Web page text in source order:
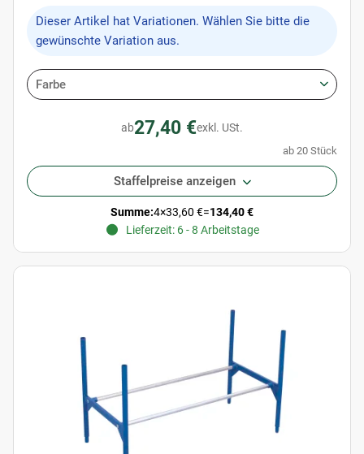
xDieser Artikel hat Variationen. Wählen Sie bitte die
gewünschte Variation aus.
Farbe
ab27,40 €exkl. USt.
ab 20 Stück
Staffelpreise anzeigen
Summe:4×33,60 €=134,40 €
Lieferzeit: 6 - 8 Arbeitstage